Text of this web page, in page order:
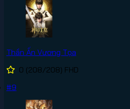
Thần Ấn Vương Tọa
0 (208/208) FHD
#9